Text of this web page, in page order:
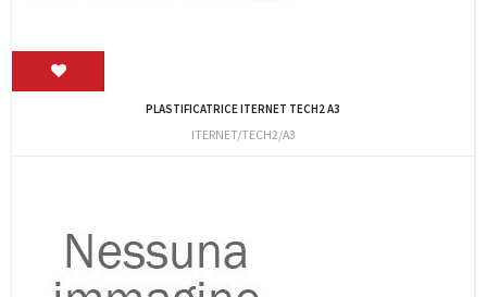
PLASTIFICATRICE ITERNET TECH2 A3
ITERNET/TECH2/A3